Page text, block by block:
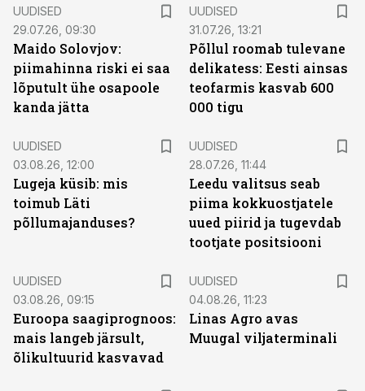
UUDISED
29.07.26, 09:30
Maido Solovjov:
piimahinna riski ei saa
lõputult ühe osapoole
kanda jätta
UUDISED
31.07.26, 13:21
Põllul roomab tulevane
delikatess: Eesti ainsas
teofarmis kasvab 600
000 tigu
UUDISED
03.08.26, 12:00
Lugeja küsib: mis
toimub Läti
põllumajanduses?
UUDISED
28.07.26, 11:44
Leedu valitsus seab
piima kokkuostjatele
uued piirid ja tugevdab
tootjate positsiooni
UUDISED
03.08.26, 09:15
Euroopa saagiprognoos:
mais langeb järsult,
õlikultuurid kasvavad
UUDISED
04.08.26, 11:23
Linas Agro avas
Muugal viljaterminali